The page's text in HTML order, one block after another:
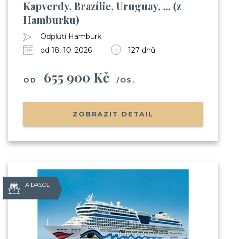
Kapverdy, Brazílie, Uruguay, ... (z
Hamburku)
Odplutí Hamburk
od 18. 10. 2026
127 dnů
OD 655 900 Kč /OS.
ZOBRAZIT DETAIL
AIDASOL